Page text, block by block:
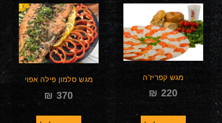
מגש קפריז'ה
₪ 220
מגש סלמון פילה אפוי
₪ 370